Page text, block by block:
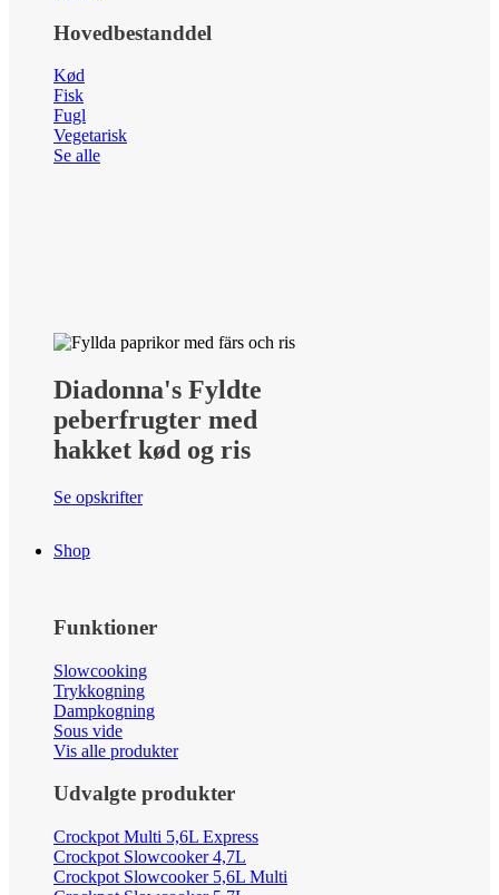
Hovedbestanddel
Kød
Fisk
Fugl
Vegetarisk
Se alle
Diadonna's Fyldte
peberfrugter med
hakket kød og ris
Se opskrifter
Shop
Funktioner
Slowcooking
Trykkogning
Dampkogning
Sous vide
Vis alle produkter
Udvalgte produkter
Crockpot Multi 5,6L Express
Crockpot Slowcooker 4,7L
Crockpot Slowcooker 5,6L Multi